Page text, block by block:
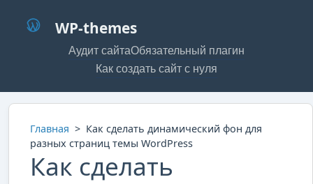
WP-themes
Аудит сайтаОбязательный плагин
Как создать сайт с нуля
Главная > Как сделать динамический фон для
разных страниц темы WordPress
Как сделать